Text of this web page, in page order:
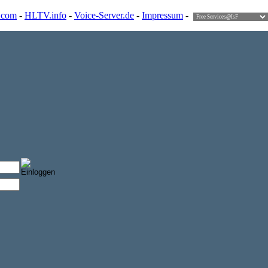
- HLTV.info - Voice-Server.de - Impressum -